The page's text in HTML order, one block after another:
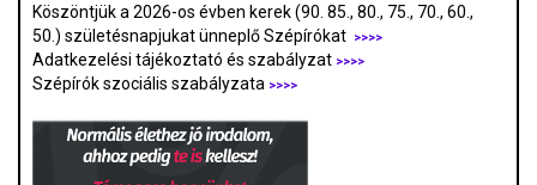
Köszöntjük a 2026-os évben kerek (90. 85., 80., 75., 70., 60.,
50.) születésnapjukat ünneplő Szépírókat
>>>>
Adatkezelési tájékoztató és szabályzat >>>>
Szépírók szociális szabályzata >>>>